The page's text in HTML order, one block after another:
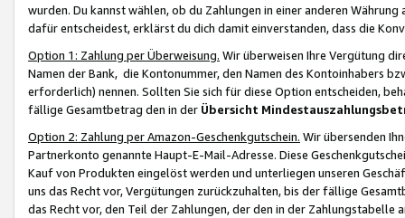
wurden. Du kannst wählen, ob du Zahlungen in einer anderen
dafür entscheidest, erklärst du dich damit einverstanden, dass die
Option 1: Zahlung per Überweisung. Wir überweisen Ihre Vergütung
Namen der Bank, die Kontonummer, den Namen des Kontoinhabers
erforderlich) nennen. Sollten Sie sich für diese Option entscheiden,
fällige Gesamtbetrag den in der Übersicht
Option 2: Zahlung per Amazon-Geschenkgutschein. Wir übersenden
Partnerkonto genannte Haupt-E-Mail-Adresse. Diese
Kauf von Produkten eingelöst werden und unterliegen unseren
uns das Recht vor, Vergütungen zurückzuhalten, bis der fällige
das Recht vor, den Teil der Zahlungen, der den in der